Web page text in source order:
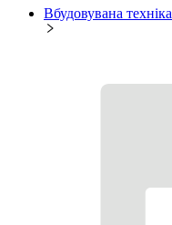
Вбудовувана техніка